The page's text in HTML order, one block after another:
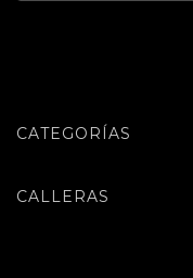
CATEGORÍAS
CALLERAS